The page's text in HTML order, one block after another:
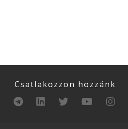
Csatlakozzon hozzánk